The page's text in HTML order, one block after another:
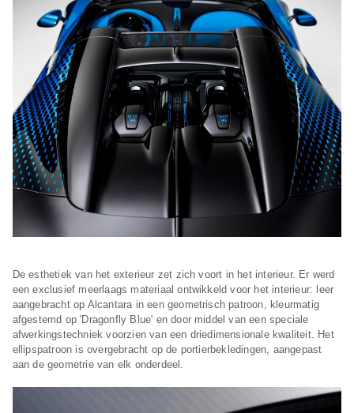
De esthetiek van het exterieur zet zich voort in het interieur. Er werd
een exclusief meerlaags materiaal ontwikkeld voor het interieur: leer
aangebracht op Alcantara in een geometrisch patroon, kleurmatig
afgestemd op 'Dragonfly Blue' en door middel van een speciale
afwerkingstechniek voorzien van een driedimensionale kwaliteit. Het
ellipspatroon is overgebracht op de portierbekledingen, aangepast
aan de geometrie van elk onderdeel.